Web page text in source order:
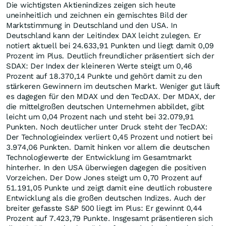
Die wichtigsten Aktienindizes zeigen sich heute
uneinheitlich und zeichnen ein gemischtes Bild der
Marktstimmung in Deutschland und den USA. In
Deutschland kann der Leitindex DAX leicht zulegen. Er
notiert aktuell bei 24.633,91 Punkten und liegt damit 0,09
Prozent im Plus. Deutlich freundlicher präsentiert sich der
SDAX: Der Index der kleineren Werte steigt um 0,46
Prozent auf 18.370,14 Punkte und gehört damit zu den
stärkeren Gewinnern im deutschen Markt. Weniger gut läuft
es dagegen für den MDAX und den TecDAX. Der MDAX, der
die mittelgroßen deutschen Unternehmen abbildet, gibt
leicht um 0,04 Prozent nach und steht bei 32.079,91
Punkten. Noch deutlicher unter Druck steht der TecDAX:
Der Technologieindex verliert 0,45 Prozent und notiert bei
3.974,06 Punkten. Damit hinken vor allem die deutschen
Technologiewerte der Entwicklung im Gesamtmarkt
hinterher. In den USA überwiegen dagegen die positiven
Vorzeichen. Der Dow Jones steigt um 0,70 Prozent auf
51.191,05 Punkte und zeigt damit eine deutlich robustere
Entwicklung als die großen deutschen Indizes. Auch der
breiter gefasste S&P 500 liegt im Plus: Er gewinnt 0,44
Prozent auf 7.423,79 Punkte. Insgesamt präsentieren sich